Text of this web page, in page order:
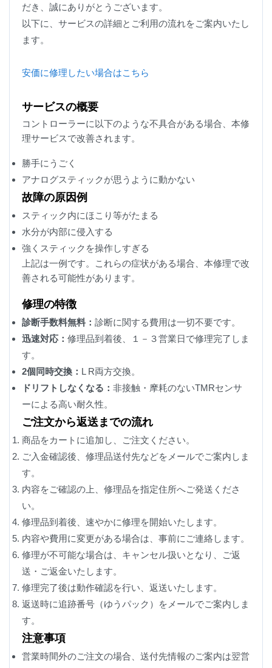
だき、誠にありがとうございます。
以下に、サービスの詳細とご利用の流れをご案内いたし
ます。
安価に修理したい場合はこちら
サービスの概要
コントローラーに以下のような不具合がある場合、本修
理サービスで改善されます。
勝手にうごく
アナログスティックが思うように動かない
故障の原因例
スティック内にほこり等がたまる
水分が内部に侵入する
強くスティックを操作しすぎる
上記は一例です。これらの症状がある場合、本修理で改
善される可能性があります。
修理の特徴
診断手数料無料： 診断に関する費用は一切不要です。
迅速対応： 修理品到着後、１－３営業日で修理完了しま
す。
2個同時交換： L R両方交換。
ドリフトしなくなる： 非接触・摩耗のないTMRセンサ
ーによる高い耐久性。
ご注文から返送までの流れ
商品をカートに追加し、ご注文ください。
ご入金確認後、修理品送付先などをメールでご案内しま
す。
内容をご確認の上、修理品を指定住所へご発送くださ
い。
修理品到着後、速やかに修理を開始いたします。
内容や費用に変更がある場合は、事前にご連絡します。
修理が不可能な場合は、キャンセル扱いとなり、ご返
送・ご返金いたします。
修理完了後は動作確認を行い、返送いたします。
返送時に追跡番号（ゆうパック）をメールでご案内しま
す。
注意事項
営業時間外のご注文の場合、送付先情報のご案内は翌営